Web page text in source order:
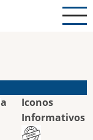
Iconos
Informativos